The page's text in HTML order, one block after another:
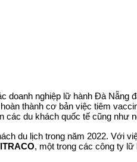
doanh nghiệp lữ hành Đà
thành cơ bản việc tiêm
các du khách quốc tế cũng như
du lịch trong năm 2022. Với
, một trong các công ty